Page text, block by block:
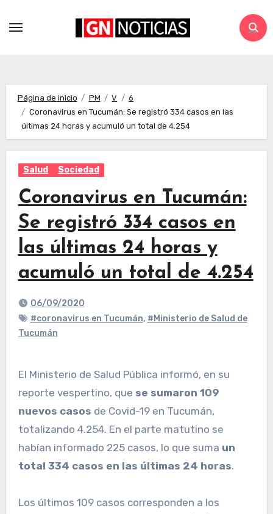
Página de inicio PM V
6
Coronavirus en Tucumán: Se registró 334 casos en las
últimas 24 horas y acumuló un total de 4.254
Salud Sociedad
Coronavirus en Tucumán:
Se registró 334 casos en
las últimas 24 horas y
acumuló un total de 4.254
06/09/2020
#coronavirus en Tucumán, #Ministerio de Salud de
Tucumán
El Ministerio de Salud Pública informó, en su
reporte vespertino, que se sumaron 109
nuevos casos de Covid-19 en Tucumán,
totalizando 4.254. En el parte matutino se
habían informado 225 casos, lo que suma un
total 334 casos en las últimas 24 horas.
Los últimos 109 casos corresponden a los